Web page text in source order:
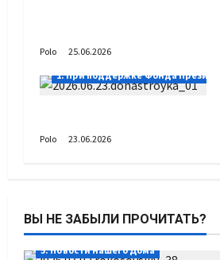
Polo
25.06.2026
1. При поддержке Фонда
Polo 23.06.2026
ВЫ НЕ ЗАБЫЛИ ПРОЧИТАТЬ?
5. Новости нашего Дома